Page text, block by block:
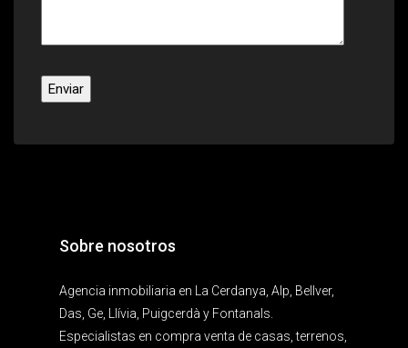
Sobre nosotros
Agencia inmobiliaria en La Cerdanya, Alp, Bellver,
Das, Ge, Llívia, Puigcerdà y Fontanals.
Especialistas en compra venta de casas, terrenos,